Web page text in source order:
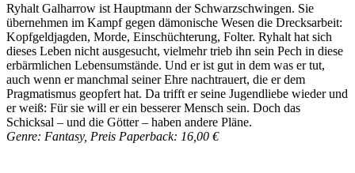
Ryhalt Galharrow ist Hauptmann der Schwarzschwingen. Sie
übernehmen im Kampf gegen dämonische Wesen die Drecksarbeit:
Kopfgeldjagden, Morde, Einschüchterung, Folter. Ryhalt hat sich
dieses Leben nicht ausgesucht, vielmehr trieb ihn sein Pech in diese
erbärmlichen Lebensumstände. Und er ist gut in dem was er tut,
auch wenn er manchmal seiner Ehre nachtrauert, die er dem
Pragmatismus geopfert hat. Da trifft er seine Jugendliebe wieder und
er weiß: Für sie will er ein besserer Mensch sein. Doch das
Schicksal – und die Götter – haben andere Pläne.
Genre: Fantasy, Preis Paperback: 16,00 €